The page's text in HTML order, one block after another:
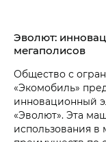
Эволют:
мегаполисов
Общество с
«Экомобиль»
инновационный
«Эволют». Эта
использования в